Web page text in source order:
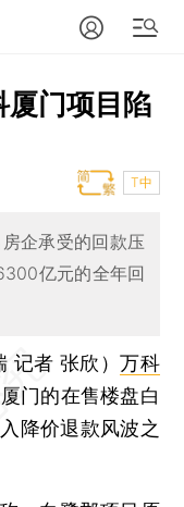
厦门项目陷
T中
企承受的回款压
亿元的全年回
记者 张欣）万科
门的在售楼盘白
降价退款风波之